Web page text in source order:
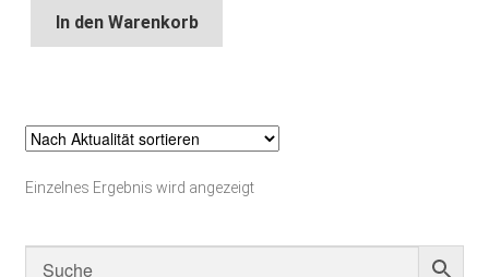
In den Warenkorb
Einzelnes Ergebnis wird angezeigt